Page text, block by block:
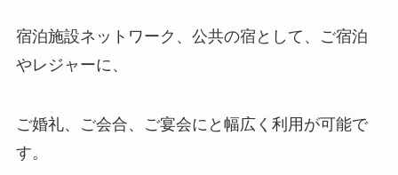
宿泊施設ネットワーク、公共の宿として、ご宿泊
やレジャーに、
ご婚礼、ご会合、ご宴会にと幅広く利用が可能で
す。